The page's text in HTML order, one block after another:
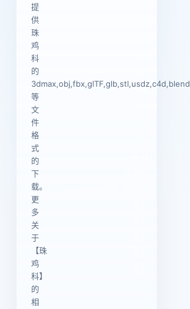
提
供
珠
鸡
科
的
3dmax,obj,fbx,glTF,glb,stl,usdz,c4d,blend
等
文
件
格
式
的
下
载。
更
多
关
于
【珠
鸡
科】
的
相